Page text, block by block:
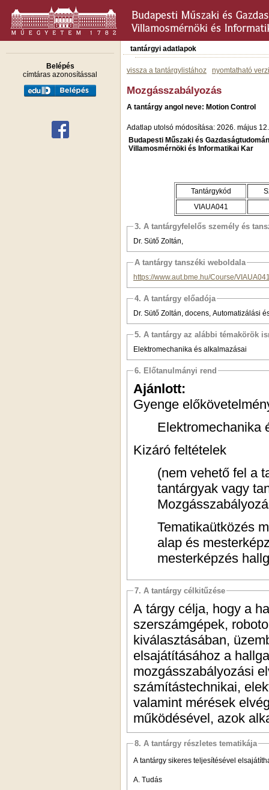
Belépés
címtáras azonosítással
tantárgyi adatlapok
vissza a tantárgylistához nyomtatható
Mozgásszabályozás
A tantárgy angol neve: Motion Control
Adatlap utolsó módosítása: 2026. május 12.
Budapesti Műszaki és
Villamosmérnöki és Informatikai Kar
Tantárgykód
VIAUA041
3. A tantárgyfelelős személy és
Dr. Sütő Zoltán,
A tantárgy tanszéki weboldala
https://www.aut.bme.hu/Course/
4. A tantárgy előadója
Dr. Sütő Zoltán, docens, Automatizálási
5. A tantárgy az alábbi témakörök
Elektromechanika és alkalmazásai
6. Előtanulmányi rend
Ajánlott:
Gyenge
Elektromechanika
Kizáró feltételek
(nem vehető fel a
tantárgyak vagy
Tematikaütközés
alap és
mesterképzés
7. A tantárgy célkitűzése
A tárgy célja, hogy a
szerszámgépek,
kiválasztásában,
elsajátításához a
mozgásszabályozási
számítástechnikai,
valamint mérések
működésével, azok
8. A tantárgy részletes tematikája
A tantárgy sikeres teljesítésével
A. Tudás